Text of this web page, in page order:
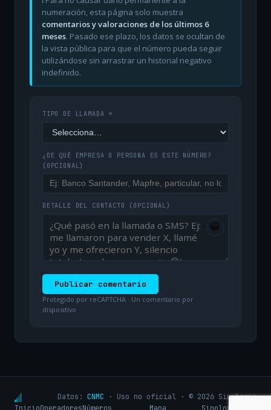
numeración, esta página solo muestra
comentarios y valoraciones de los últimos 6
meses. Pasado ese plazo, los datos se ocultan de
la vista pública para que el número pueda seguir
utilizándose sin arrastrar un historial negativo
indefinido.
TIPO DE LLAMADA *
¿DE QUÉ EMPRESA O PERSONA ES ESTE NÚMERO?
(OPCIONAL)
DETALLE DEL CONTACTO (OPCIONAL)
😀
Publicar comentario
Protegido por reCAPTCHA · Un comentario por
dispositivo
Datos: CNMC · Uso no oficial · © 2026 Sinologic